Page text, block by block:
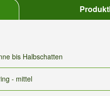
bis Halbschatten
- mittel